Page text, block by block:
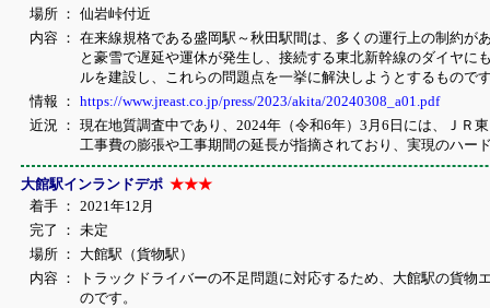
場所 ： 仙岩峠付近
内容 ： 在来線規格である盛岡駅～秋田駅間は、多くの運行上の制約
と豪雪で遅延や運休が発生し、接続する東北新幹線のダイヤ
ルを建設し、これらの問題点を一挙に解決しようとするもので
情報 ： https://www.jreast.co.jp/press/2023/akita/20240308_a01.pdf
近況 ： 現在地質調査中であり、2024年（令和6年）3月6日には、ＪＲ
工事費の膨張や工事期間の延長が指摘されており、実現のハー
大館駅インランドデポ ★★★
着手 ： 2021年12月
完了 ： 未定
場所 ：
大館駅（貨物駅）
内容 ：
トラックドライバーの不足問題に対応するため、大館駅の貨
のです。